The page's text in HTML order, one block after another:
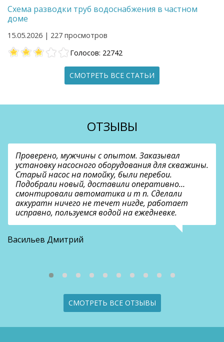
Схема разводки труб водоснабжения в частном
доме
15.05.2026 | 227 просмотров
Голосов: 22742
СМОТРЕТЬ ВСЕ СТАТЬИ
ОТЗЫВЫ
Проверено, мужчины с опытом. Заказывал
установку насосного оборудования для скважины.
Старый насос на помойку, были перебои.
Подобрали новый, доставили оперативно…
смонтировали автоматика и т п. Сделали
аккуратн ничего не течет нигде, работает
исправно, пользуемся водой на ежедневке.
Васильев Дмитрий
СМОТРЕТЬ ВСЕ ОТЗЫВЫ